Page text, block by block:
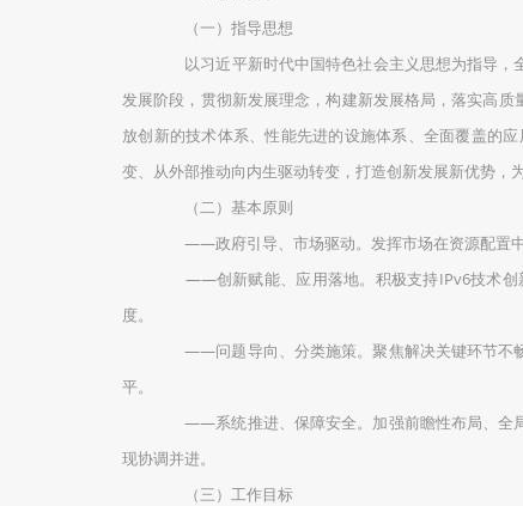
（一）指导思想
以习近平新时代中国特色社会主义思想为指导，
发展阶段，贯彻新发展理念，构建新发展格局，落实高
放创新的技术体系、性能先进的设施体系、全面覆盖的
变、从外部推动向内生驱动转变，打造创新发展新优势，
（二）基本原则
——政府引导、市场驱动。发挥市场在资源配置中
——创新赋能、应用落地。积极支持IPv6技术创新
度。
——问题导向、分类施策。聚焦解决关键环节不畅
平。
——系统推进、保障安全。加强前瞻性布局、全局
现协调并进。
（三）工作目标